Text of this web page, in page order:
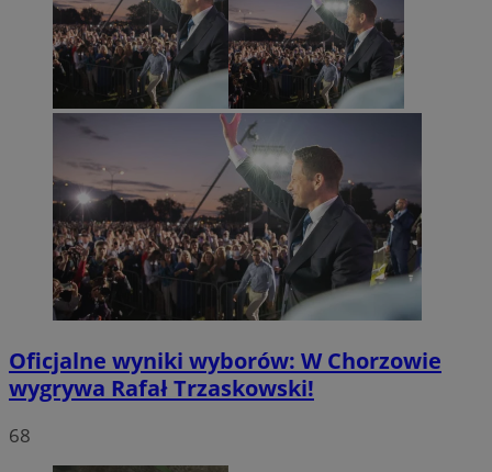
Oficjalne wyniki wyborów: W Chorzowie
wygrywa Rafał Trzaskowski!
68